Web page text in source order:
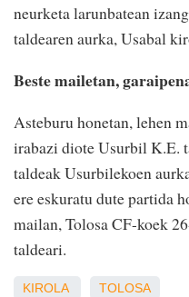
neurketa larunbatean
taldearen aurka, Usabal
Beste mailetan,
Asteburu honetan, lehen
irabazi diote Usurbil K.E.
taldeak Usurbilekoen
ere eskuratu dute partida
mailan, Tolosa CF-koek
taldeari.
KIROLA TOLOSA